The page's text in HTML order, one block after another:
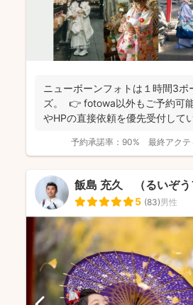
ニューボーンフォトは１時間3ポ
ズ。 👉 fotowa以外もご予約可
やHPの直接依頼を優先受付して
予約承諾率： 90% 最終アクテ
飯島 充久 （るいぞう
5 (83)男性